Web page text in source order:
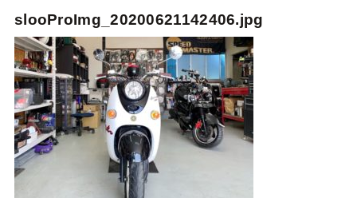
slooProImg_20200621142406.jpg